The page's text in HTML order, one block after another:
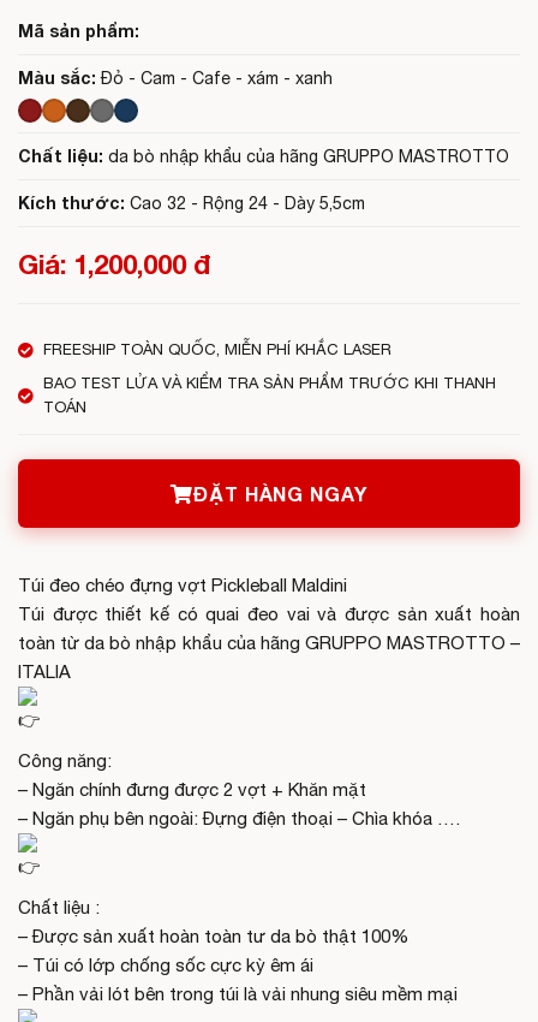
Mã sản phẩm:
Màu sắc: Đỏ - Cam - Cafe - xám - xanh
Chất liệu: da bò nhập khẩu của hãng GRUPPO MASTROTTO
Kích thước: Cao 32 - Rộng 24 - Dày 5,5cm
Giá: 1,200,000 đ
FREESHIP TOÀN QUỐC, MIỄN PHÍ KHẮC LASER
BAO TEST LỬA VÀ KIỂM TRA SẢN PHẨM TRƯỚC KHI THANH
TOÁN
ĐẶT HÀNG NGAY
Túi đeo chéo đựng vợt Pickleball Maldini
Túi được thiết kế có quai đeo vai và được sản xuất hoàn
toàn từ da bò nhập khẩu của hãng GRUPPO MASTROTTO –
ITALIA
Công năng:
– Ngăn chính đưng được 2 vợt + Khăn mặt
– Ngăn phụ bên ngoài: Đựng điện thoại – Chìa khóa ….
Chất liệu :
– Được sản xuất hoàn toàn tư da bò thật 100%
– Túi có lớp chống sốc cực kỳ êm ái
– Phần vải lót bên trong túi là vải nhung siêu mềm mại